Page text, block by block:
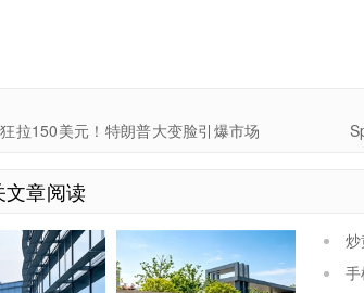
拉150美元！特朗普大变脸引爆市场
文章阅读